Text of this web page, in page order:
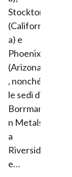
Stockton
(Californi
a) e
Phoenix
(Arizona)
, nonché
le sedi di
Borrman
n Metals
a
Riversid
e…